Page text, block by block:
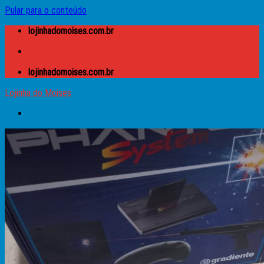
Pular para o conteúdo
lojinhadomoises.com.br
lojinhadomoises.com.br
Lojinha do Moises
Lojinha do Moises
Caixas
Microdigital TK
Prológica – CP